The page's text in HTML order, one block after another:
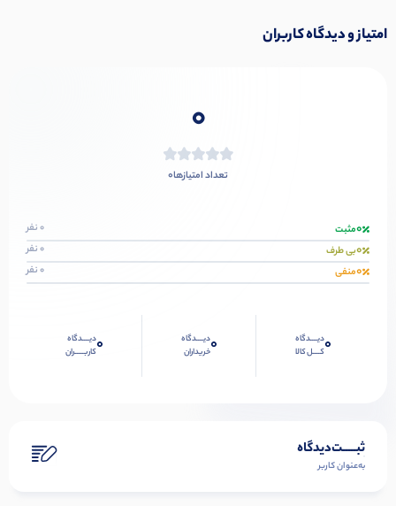
امتیاز و دیدگاه کاربران
0
تعداد امتیازها0
0مثبت 0 نفر
0بی طرف 0 نفر
0منفی 0 نفر
0دیــــدگاه
کــــل کالا
0دیــــدگاه
خریداران
0دیــــدگاه
کاربـــــران
ثبـــــت‌دیدگاه
به‌عنوان کاربر